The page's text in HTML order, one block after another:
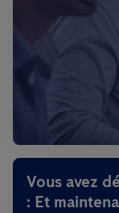
Vous avez
: Et